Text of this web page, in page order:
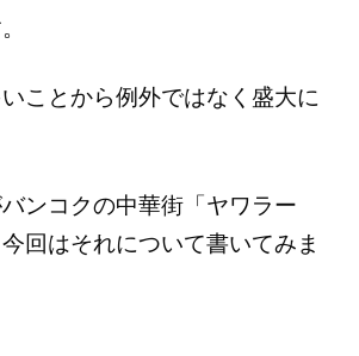
ことから例外ではなく盛大に
ンコクの中華街「ヤワラー
回はそれについて書いてみま